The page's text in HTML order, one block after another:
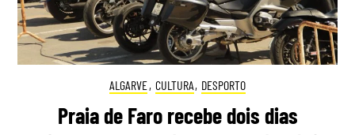
ALGARVE, CULTURA, DESPORTO
Praia de Faro recebe dois dias